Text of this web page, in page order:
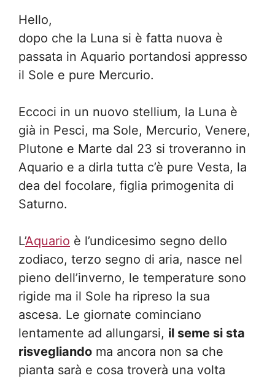
Hello,
dopo che la Luna si è fatta nuova è
passata in Aquario portandosi appresso
il Sole e pure Mercurio.
Eccoci in un nuovo stellium, la Luna è
già in Pesci, ma Sole, Mercurio, Venere,
Plutone e Marte dal 23 si troveranno in
Aquario e a dirla tutta c’è pure Vesta, la
dea del focolare, figlia primogenita di
Saturno.
L’Aquario è l’undicesimo segno dello
zodiaco, terzo segno di aria, nasce nel
pieno dell’inverno, le temperature sono
rigide ma il Sole ha ripreso la sua
ascesa. Le giornate cominciano
lentamente ad allungarsi, il seme si sta
risvegliando ma ancora non sa che
pianta sarà e cosa troverà una volta